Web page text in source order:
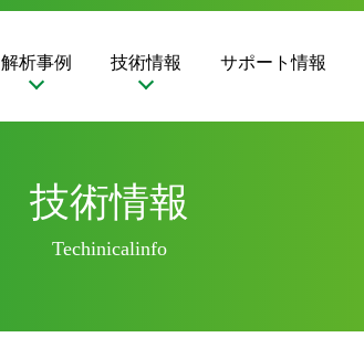
解析事例 技術情報 サポート情報
技術情報
Techinicalinfo